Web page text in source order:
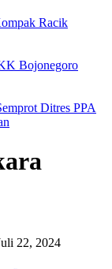
Racik
Bojonegoro
Ditres PPA
22, 2024